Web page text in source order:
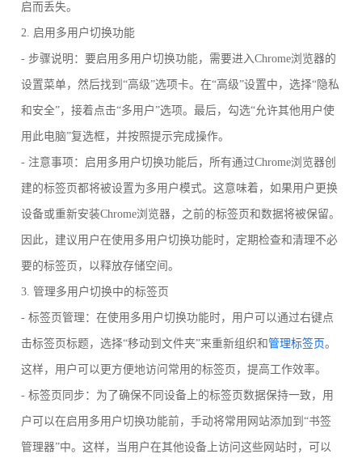
启而丢失。
2. 启用多用户切换功能
- 步骤说明：要启用多用户切换功能，需要进入Chrome浏览器的
设置菜单，然后找到“高级”选项卡。在“高级”设置中，选择“隐私
和安全”，接着点击“多用户”选项。最后，勾选“允许其他用户使
用此电脑”复选框，并按照提示完成操作。
- 注意事项：启用多用户切换功能后，所有通过Chrome浏览器创
建的标签页都将被设置为多用户模式。这意味着，如果用户更换
设备或重新安装Chrome浏览器，之前的标签页和数据将被保留。
因此，建议用户在使用多用户切换功能时，定期检查和清理不必
要的标签页，以释放存储空间。
3. 管理多用户切换中的标签页
- 标签页管理：在使用多用户切换功能时，用户可以通过右键点
击标签页标题，选择“移动到文件夹”来重新组织和管理标签页。
这样，用户可以更方便地访问常用的标签页，提高工作效率。
- 标签页同步：为了确保不同设备上的标签页数据保持一致，用
户可以在启用多用户切换功能前，手动将常用网站添加到“书签
管理器”中。这样，当用户在其他设备上访问这些网站时，可以